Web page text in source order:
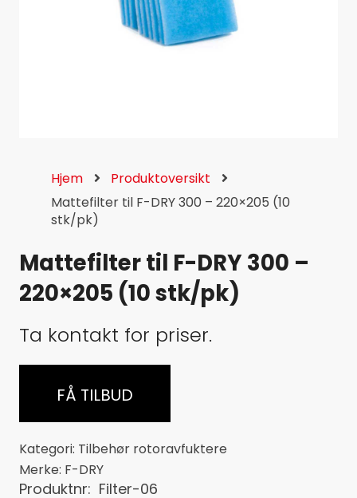
Hjem
Produktoversikt
Mattefilter til F-DRY 300 – 220×205 (10
stk/pk)
Mattefilter til F-DRY 300 –
220×205 (10 stk/pk)
Ta kontakt for priser.
FÅ TILBUD
Kategori: Tilbehør rotoravfuktere
Merke: F-DRY
Produktnr: Filter-06